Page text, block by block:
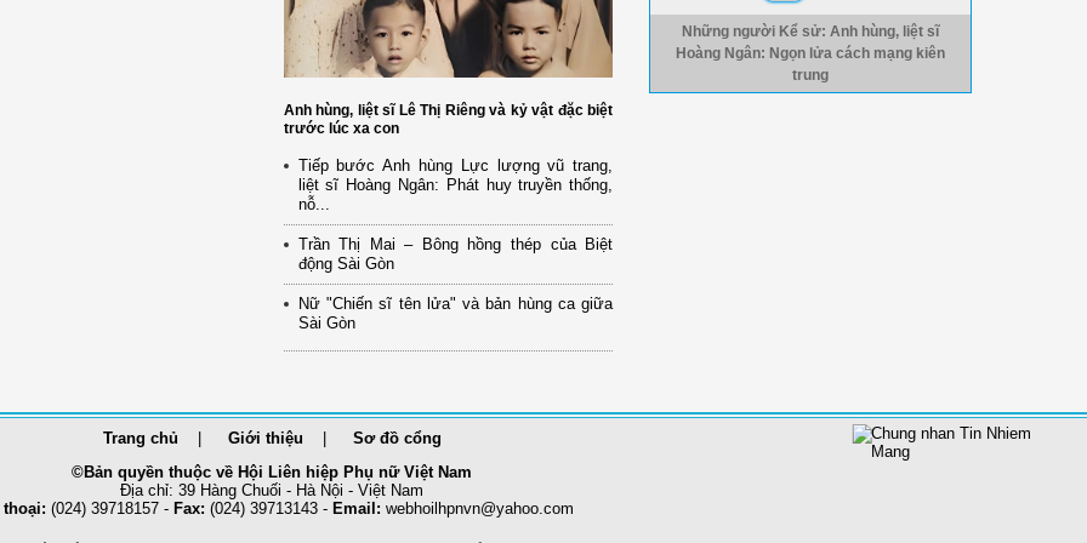
Anh hùng, liệt sĩ Lê Thị Riêng và kỷ vật đặc biệt
trước lúc xa con
Tiếp bước Anh hùng Lực lượng vũ trang,
liệt sĩ Hoàng Ngân: Phát huy truyền thống,
nỗ...
Trần Thị Mai – Bông hồng thép của Biệt
động Sài Gòn
Nữ "Chiến sĩ tên lửa" và bản hùng ca giữa
Sài Gòn
Những người Kể sử: Anh hùng, liệt sĩ
Hoàng Ngân: Ngọn lửa cách mạng kiên
trung
Trang chủ Giới thiệu
Sơ đồ cổng
©Bản quyền thuộc về Hội Liên hiệp Phụ nữ Việt Nam
Địa chỉ: 39 Hàng Chuối - Hà Nội - Việt Nam
(024) 39718157 - Fax: (024) 39713143 - Email: webhoilhpnvn@yahoo.com